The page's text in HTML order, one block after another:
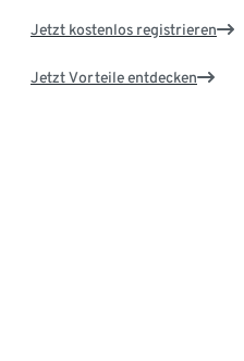
Jetzt kostenlos registrieren
Jetzt Vorteile entdecken